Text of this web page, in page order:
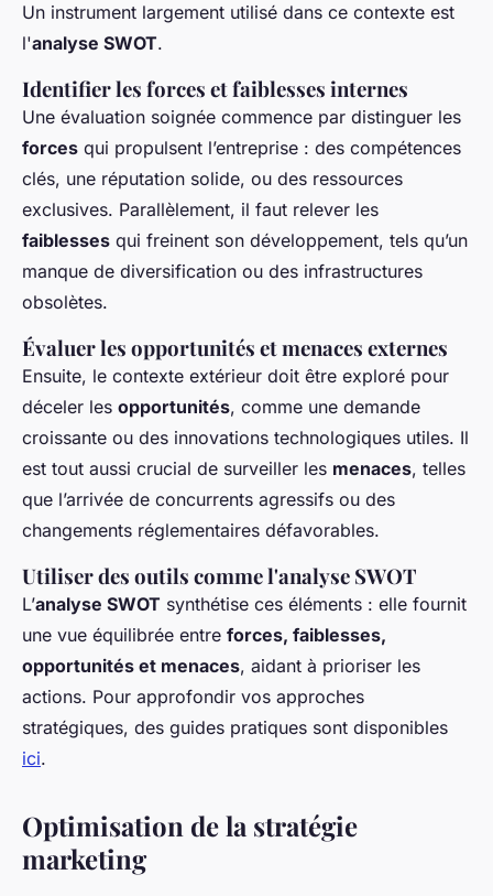
Un instrument largement utilisé dans ce contexte est
l'analyse SWOT.
Identifier les forces et faiblesses internes
Une évaluation soignée commence par distinguer les
forces qui propulsent l’entreprise : des compétences
clés, une réputation solide, ou des ressources
exclusives. Parallèlement, il faut relever les
faiblesses qui freinent son développement, tels qu’un
manque de diversification ou des infrastructures
obsolètes.
Évaluer les opportunités et menaces externes
Ensuite, le contexte extérieur doit être exploré pour
déceler les opportunités, comme une demande
croissante ou des innovations technologiques utiles. Il
est tout aussi crucial de surveiller les menaces, telles
que l’arrivée de concurrents agressifs ou des
changements réglementaires défavorables.
Utiliser des outils comme l'analyse SWOT
L’analyse SWOT synthétise ces éléments : elle fournit
une vue équilibrée entre forces, faiblesses,
opportunités et menaces, aidant à prioriser les
actions. Pour approfondir vos approches
stratégiques, des guides pratiques sont disponibles
ici.
Optimisation de la stratégie
marketing